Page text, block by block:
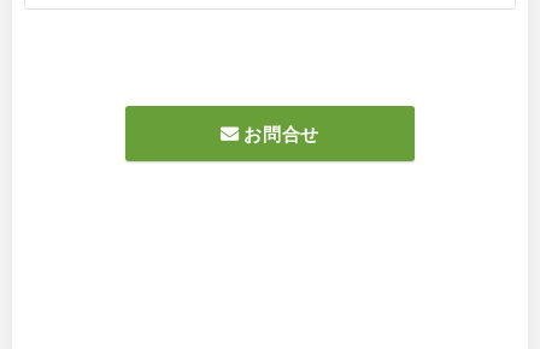
お問合せ